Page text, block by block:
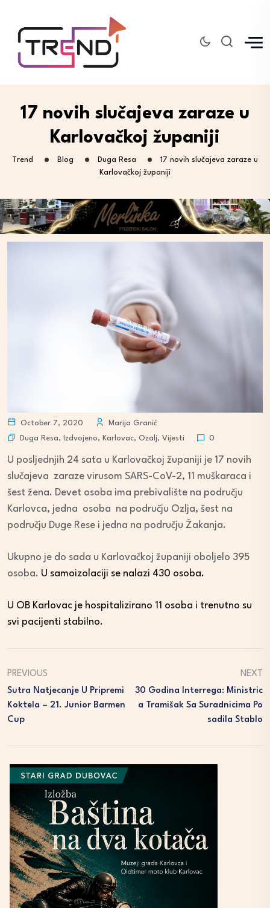
17 novih slučajeva zaraze u
Karlovačkoj županiji
Trend Blog Duga Resa
17 novih slučajeva zaraze u
Karlovačkoj županiji
October 7, 2020
Marija Granić
Duga Resa, Izdvojeno, Karlovac, Ozalj, Vijesti 0
U posljednjih 24 sata u Karlovačkoj županiji je 17 novih
slučajeva zaraze virusom SARS-CoV-2, 11 muškaraca i
šest žena. Devet osoba ima prebivalište na području
Karlovca, jedna osoba na području Ozlja, šest na
području Duge Rese i jedna na području Žakanja.
Ukupno je do sada u Karlovačkoj županiji oboljelo 395
osoba. U samoizolaciji se nalazi 430 osoba.
U OB Karlovac je hospitalizirano 11 osoba i trenutno su
svi pacijenti stabilno.
PREVIOUS
Sutra Natjecanje U Pripremi
Koktela – 21. Junior Barmen
Cup
NEXT
30 Godina Interrega: Ministric
A Tramišak Sa Suradnicima Po
Sadila Stablo